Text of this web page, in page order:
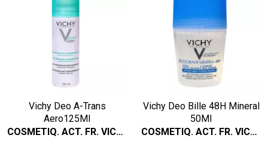
Vichy Deo A-Trans
Aero125Ml
COSMETIQ. ACT. FR. VICHY
Vichy Deo Bille 48H Mineral
50Ml
COSMETIQ. ACT. FR. VICHY